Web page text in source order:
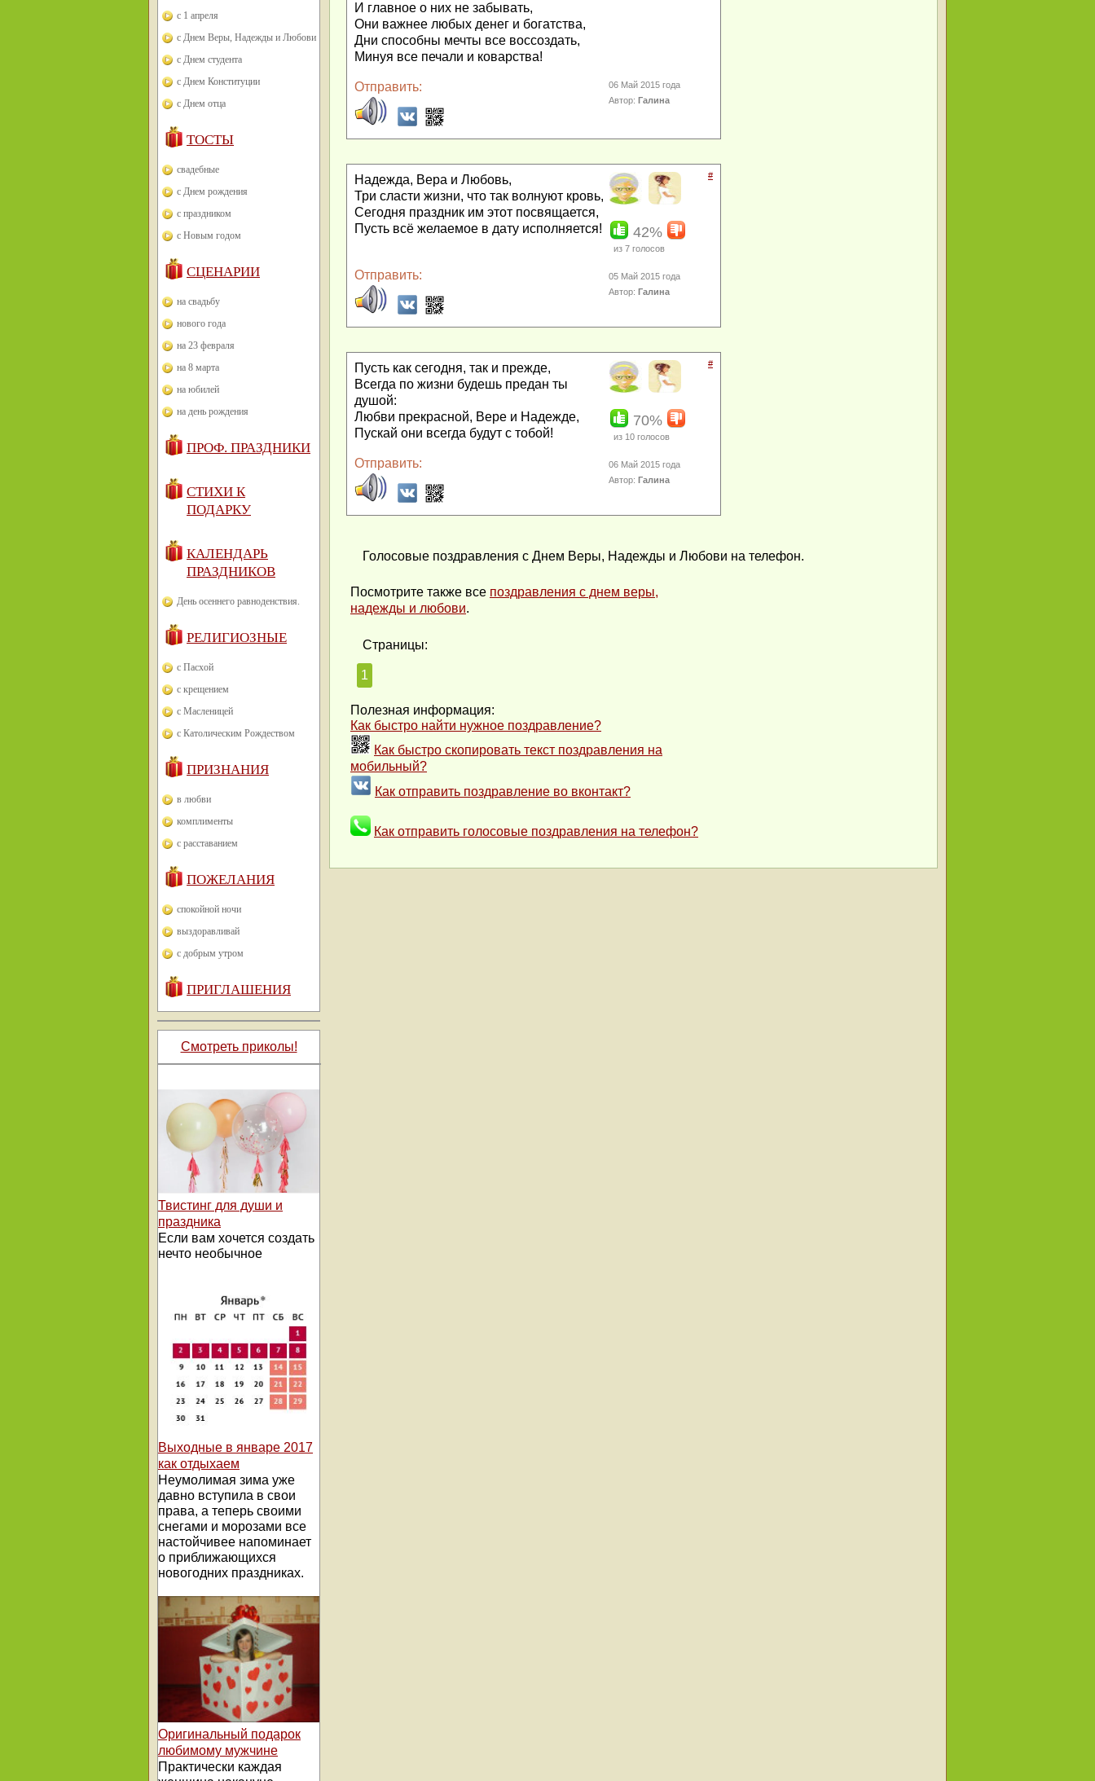
с 1 апреля
с Днем Веры, Надежды и Любови
с Днем студента
с Днем Конституции
с Днем отца
ТОСТЫ
свадебные
с Днем рождения
с праздником
с Новым годом
СЦЕНАРИИ
на свадьбу
нового года
на 23 февраля
на 8 марта
на юбилей
на день рождения
ПРОФ. ПРАЗДНИКИ
СТИХИ К
ПОДАРКУ
КАЛЕНДАРЬ
ПРАЗДНИКОВ
День осеннего равноденствия.
РЕЛИГИОЗНЫЕ
с Пасхой
с крещением
с Масленицей
с Католическим Рождеством
ПРИЗНАНИЯ
в любви
комплименты
с расставанием
ПОЖЕЛАНИЯ
спокойной ночи
выздоравливай
с добрым утром
ПРИГЛАШЕНИЯ
Смотреть приколы!
Твистинг для души и
праздника
Если вам хочется создать
нечто необычное
Выходные в январе 2017
как отдыхаем
Неумолимая зима уже
давно вступила в свои
права, а теперь своими
снегами и морозами все
настойчивее напоминает
о приближающихся
новогодних праздниках.
Оригинальный подарок
любимому мужчине
Практически каждая
И главное о них не забывать,
Они важнее любых денег и богатства,
Дни способны мечты все воссоздать,
Минуя все печали и коварства!
Отправить:
06 Май 2015 года
Автор:Галина
Надежда, Вера и Любовь,
Три сласти жизни, что так волнуют кровь,
Сегодня праздник им этот посвящается,
Пусть всё желаемое в дату исполняется!
#
42%
из 7 голосов
Отправить:
05 Май 2015 года
Автор:Галина
Пусть как сегодня, так и прежде,
Всегда по жизни будешь предан ты
душой:
Любви прекрасной, Вере и Надежде,
Пускай они всегда будут с тобой!
#
70%
из 10 голосов
Отправить:
06 Май 2015 года
Автор:Галина
Голосовые поздравления с Днем Веры, Надежды и Любови на телефон.
Посмотрите также все поздравления с днем веры,
надежды и любови.
Страницы:
1
Полезная информация:
Как быстро найти нужное поздравление?
Как быстро скопировать текст поздравления на
мобильный?
Как отправить поздравление во вконтакт?
Как отправить голосовые поздравления на телефон?